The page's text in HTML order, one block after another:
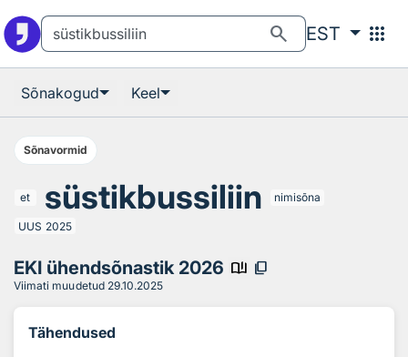
search EST apps
Sõnakogud Keel
Sõnavormid
et süstikbussiliin nimisõna
UUS 2025
EKI ühendsõnastik 2026 book_ribbon content_copy
Viimati muudetud 29.10.2025
Tähendused